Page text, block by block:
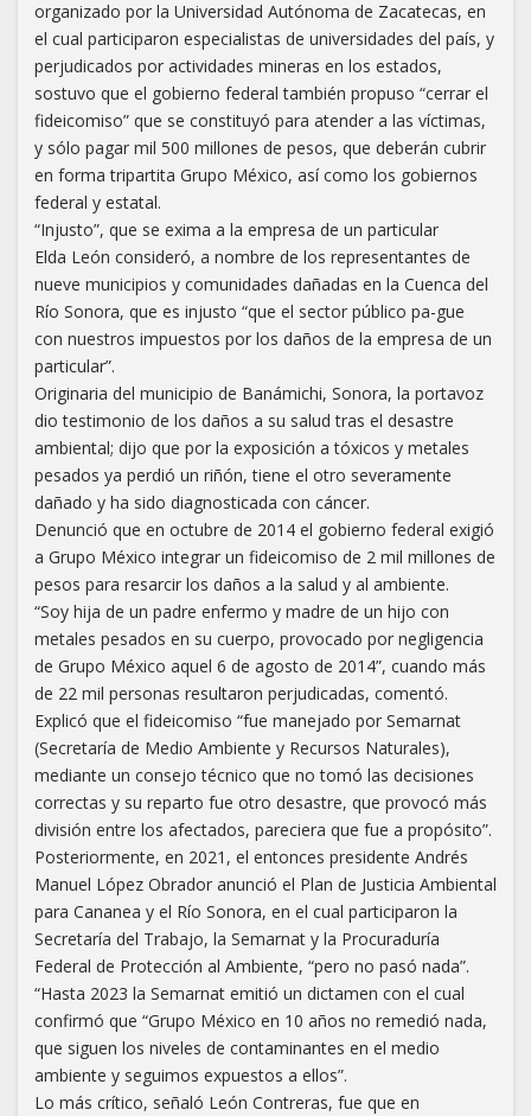
organizado por la Universidad Autónoma de Zacatecas, en
el cual participaron especialistas de universidades del país, y
perjudicados por actividades mineras en los estados,
sostuvo que el gobierno federal también propuso “cerrar el
fideicomiso” que se constituyó para atender a las víctimas,
y sólo pagar mil 500 millones de pesos, que deberán cubrir
en forma tripartita Grupo México, así como los gobiernos
federal y estatal.
“Injusto”, que se exima a la empresa de un particular
Elda León consideró, a nombre de los representantes de
nueve municipios y comunidades dañadas en la Cuenca del
Río Sonora, que es injusto “que el sector público pa-gue
con nuestros impuestos por los daños de la empresa de un
particular”.
Originaria del municipio de Banámichi, Sonora, la portavoz
dio testimonio de los daños a su salud tras el desastre
ambiental; dijo que por la exposición a tóxicos y metales
pesados ya perdió un riñón, tiene el otro severamente
dañado y ha sido diagnosticada con cáncer.
Denunció que en octubre de 2014 el gobierno federal exigió
a Grupo México integrar un fideicomiso de 2 mil millones de
pesos para resarcir los daños a la salud y al ambiente.
“Soy hija de un padre enfermo y madre de un hijo con
metales pesados en su cuerpo, provocado por negligencia
de Grupo México aquel 6 de agosto de 2014”, cuando más
de 22 mil personas resultaron perjudicadas, comentó.
Explicó que el fideicomiso “fue manejado por Semarnat
(Secretaría de Medio Ambiente y Recursos Naturales),
mediante un consejo técnico que no tomó las decisiones
correctas y su reparto fue otro desastre, que provocó más
división entre los afectados, pareciera que fue a propósito”.
Posteriormente, en 2021, el entonces presidente Andrés
Manuel López Obrador anunció el Plan de Justicia Ambiental
para Cananea y el Río Sonora, en el cual participaron la
Secretaría del Trabajo, la Semarnat y la Procuraduría
Federal de Protección al Ambiente, “pero no pasó nada”.
“Hasta 2023 la Semarnat emitió un dictamen con el cual
confirmó que “Grupo México en 10 años no remedió nada,
que siguen los niveles de contaminantes en el medio
ambiente y seguimos expuestos a ellos”.
Lo más crítico, señaló León Contreras, fue que en